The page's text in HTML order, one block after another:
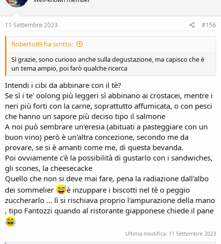
11 Settembre 2023 #156
Roberto89 ha scritto:
Sì grazie, sono curioso anche sulla degustazione, ma capisco che è
un tema ampio, poi farò qualche ricerca
Intendi i cibi da abbinare con il tè?
Se sì i te' oolong più leggeri sì abbinano ai crostacei, mentre i
neri più forti con la carne, soprattutto affumicata, o con pesci
che hanno un sapore più deciso tipo il salmone
A noi può sembrare un'eresia (abituati a pasteggiare con un
buon vino) però è un'altra concezione, secondo me da
provare, se si è amanti come me, di questa bevanda.
Poi ovviamente c'è la possibilità di gustarlo con i sandwiches,
gli scones, la cheesecacke
Quello che non si deve mai fare, pena la radiazione dall'albo
dei sommelier
è inzuppare i biscotti nel tè o peggio
zuccherarlo ... lì si rischiava proprio l'ampurazione della mano
, tipo Fantozzi quando al ristorante giapponese chiede il pane
Ultima modifica: 11 Settembre 2023